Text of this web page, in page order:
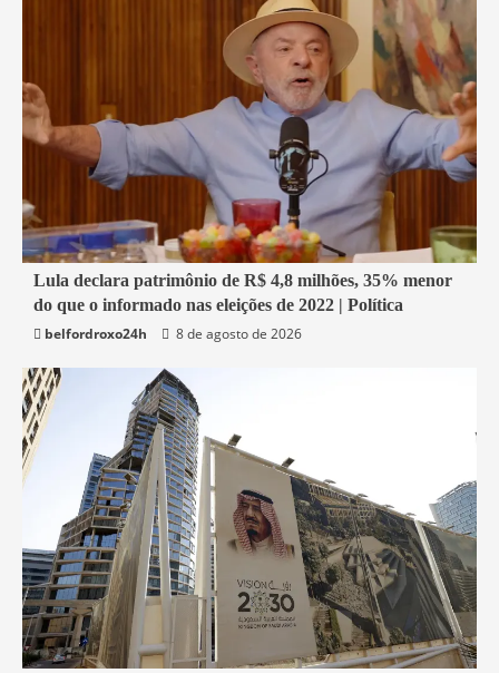
1 min read
Economia
Lula declara patrimônio de R$ 4,8 milhões, 35% menor
do que o informado nas eleições de 2022 | Política
belfordroxo24h
8 de agosto de 2026